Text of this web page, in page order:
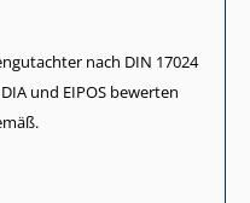
nach DIN 17024
und EIPOS bewerten